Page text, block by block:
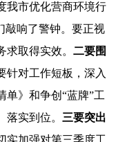
我市优化营商环境行
敲响了警钟。要正视
取得实效。 二要围
针对工作短板，深入
单》和争创“蓝牌”工
实到位。 三要突出